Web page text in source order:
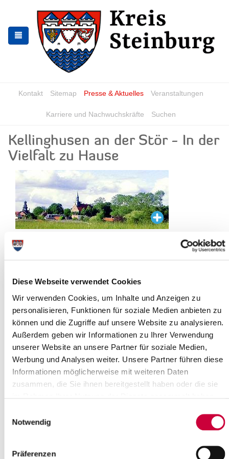
Diese Webseite verwendet Cookies
Wir verwenden Cookies, um Inhalte und Anzeigen zu
personalisieren, Funktionen für soziale Medien anbieten zu
können und die Zugriffe auf unsere Website zu analysieren.
Außerdem geben wir Informationen zu Ihrer Verwendung
unserer Website an unsere Partner für soziale Medien,
Werbung und Analysen weiter. Unsere Partner führen diese
Informationen möglicherweise mit weiteren Daten
zusammen, die Sie ihnen bereitgestellt haben oder die sie
Notwendig
Präferenzen
springen
springen
Kontakt Sitemap Presse & Aktuelles Veranstaltungen
Karriere und Nachwuchskräfte Suchen
Kellinghusen an der Stör - In der
Vielfalt zu Hause
Brauchen Sie ab und an neue Reize, um sich nicht zu
langweilen?
aber groß an seinen Möglichkeiten und Gegensätzen. Viele Feste
Die Fayencen-Tradition hat Kellinghusen als Keramikstadt
bekannt gemacht. Die Vielfalt spiegelt sich auch in der Landschaft
wieder: Die Marsch trifft hier auf den Geesthang und geht in eine
Wald- und Teichlandschaft über.